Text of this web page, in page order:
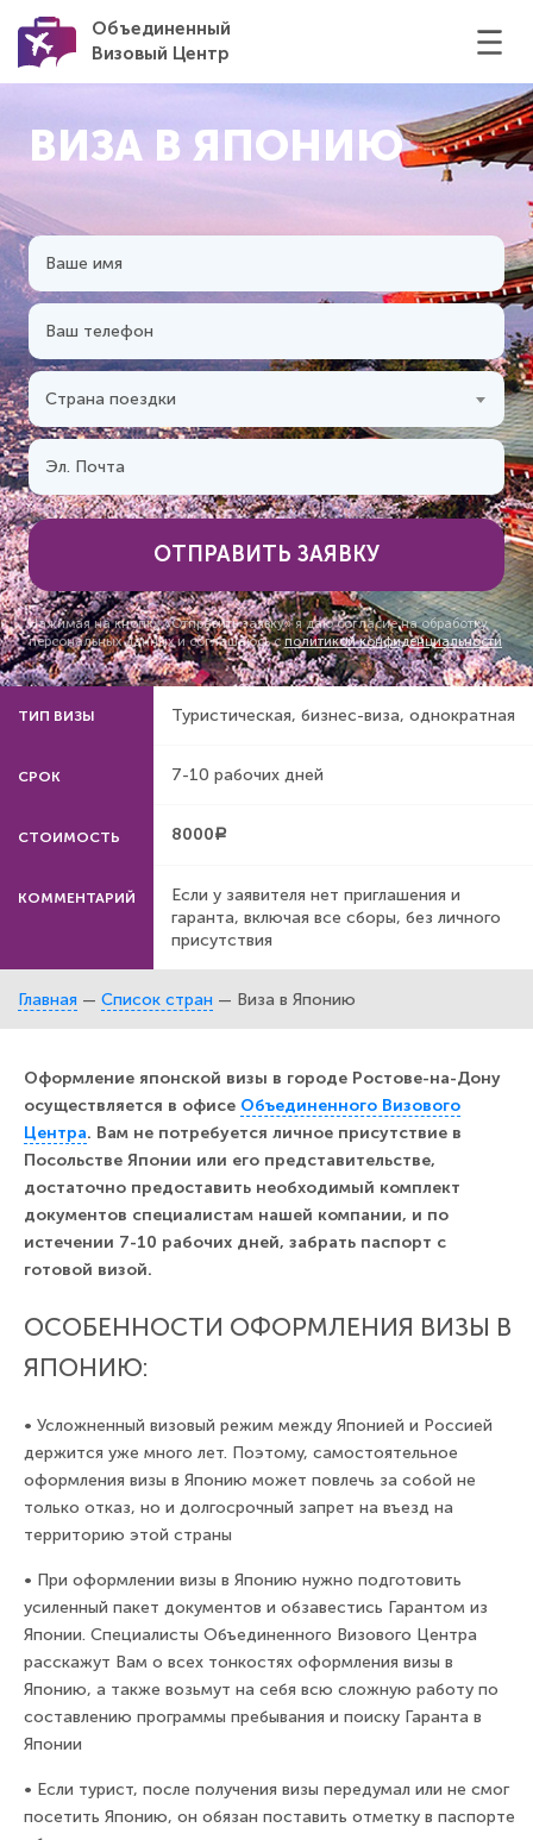
Объединенный
Визовый Центр
ВИЗА В ЯПОНИЮ
Страна поездки
ОТПРАВИТЬ ЗАЯВКУ
Нажимая на кнопку «Отправить заявку» я даю согласие на обработку
персональных данных и соглашаюсь сполитикой конфиденциальности
ТИП ВИЗЫ
СРОК
СТОИМОСТЬ
КОММЕНТАРИЙ
Туристическая, бизнес-виза, однократная
7-10 рабочих дней
8000a
Если у заявителя нет приглашения и
гаранта, включая все сборы, без личного
присутствия
Главная — Список стран — Виза в Японию
Оформление японской визы в городе Ростове-на-Дону
осуществляется в офисе Объединенного Визового
Центра. Вам не потребуется личное присутствие в
Посольстве Японии или его представительстве,
достаточно предоставить необходимый комплект
документов специалистам нашей компании, и по
истечении 7-10 рабочих дней, забрать паспорт с
готовой визой.
ОСОБЕННОСТИ ОФОРМЛЕНИЯ ВИЗЫ В
ЯПОНИЮ:
• Усложненный визовый режим между Японией и Россией
держится уже много лет. Поэтому, самостоятельное
оформления визы в Японию может повлечь за собой не
только отказ, но и долгосрочный запрет на въезд на
территорию этой страны
• При оформлении визы в Японию нужно подготовить
усиленный пакет документов и обзавестись Гарантом из
Японии. Специалисты Объединенного Визового Центра
расскажут Вам о всех тонкостях оформления визы в
Японию, а также возьмут на себя всю сложную работу по
составлению программы пребывания и поиску Гаранта в
Японии
• Если турист, после получения визы передумал или не смог
посетить Японию, он обязан поставить отметку в паспорте